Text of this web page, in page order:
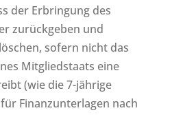
der Erbringung des
zurückgeben und
sofern nicht das
Mitgliedstaats eine
(wie die 7-jährige
Finanzunterlagen nach